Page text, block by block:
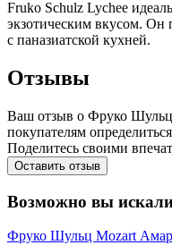
Fruko Schulz Lychee
экзотическим вкусом. Он
с паназиатской кухней.
Отзывы
Ваш отзыв о Фруко
покупателям
Поделитесь своими
Оставить отзыв
Возможно вы
Фруко Шульц Mozart